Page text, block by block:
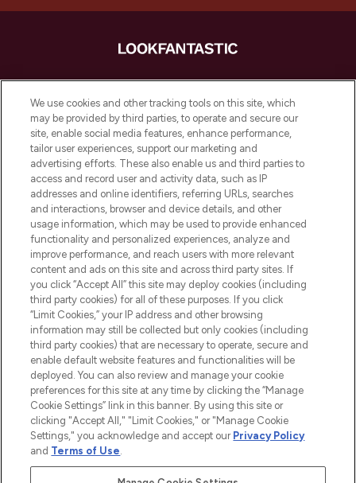
LOOKFANTASTIC ist Europas ultimativer
Beauty-Onlineshop mit den besten
Produkten aus Haut- und Haarpflege
sowie Make-Up von über 200
renommierten Marken. Shoppe online
oder über die App mit kostenloser
Lieferung ab einem Einkaufswert von 30€.
Cookie-Einwilligung
Do Not Sell or Share My Personal
Information
HILFE & INFORMATION
IMPRESSUM
ÜBER LOOKFANTASTIC
Pay Securely With
We use cookies and other tracking tools on this site, which
may be provided by third parties, to operate and secure our
site, enable social media features, enhance performance,
tailor user experiences, support our marketing and
advertising efforts. These also enable us and third parties to
access and record user and activity data, such as IP
addresses and online identifiers, referring URLs, searches
and interactions, browser and device details, and other
usage information, which may be used to provide enhanced
functionality and personalized experiences, analyze and
improve performance, and reach users with more relevant
content and ads on this site and across third party sites. If
you click “Accept All” this site may deploy cookies (including
third party cookies) for all of these purposes. If you click
“Limit Cookies,” your IP address and other browsing
information may still be collected but only cookies (including
third party cookies) that are necessary to operate, secure and
enable default website features and functionalities will be
deployed. You can also review and manage your cookie
preferences for this site at any time by clicking the “Manage
Cookie Settings” link in this banner. By using this site or
clicking "Accept All," "Limit Cookies," or "Manage Cookie
Settings," you acknowledge and accept our Privacy Policy
and Terms of Use.